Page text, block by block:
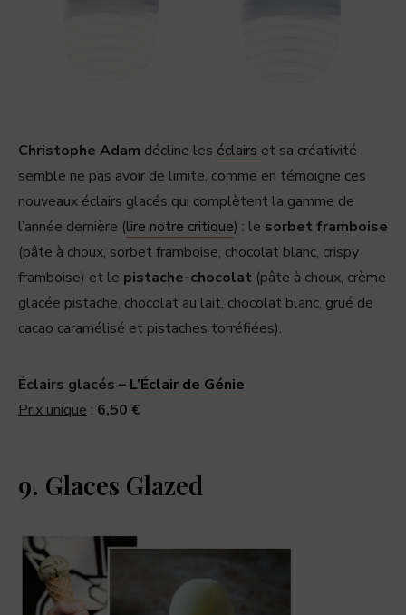
Christophe Adam décline les éclairs et sa créativité
semble ne pas avoir de limite, comme en témoigne ces
nouveaux éclairs glacés qui complètent la gamme de
l’année dernière (lire notre critique) : le sorbet framboise
(pâte à choux, sorbet framboise, chocolat blanc, crispy
framboise) et le pistache-chocolat (pâte à choux, crème
glacée pistache, chocolat au lait, chocolat blanc, grué de
cacao caramélisé et pistaches torréfiées).
Éclairs glacés – L’Éclair de Génie
Prix unique : 6,50 €
9. Glaces Glazed